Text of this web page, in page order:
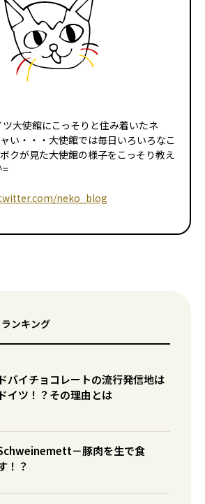
大使館にこっそりと住み着いたネ
い・・・大使館では毎日いろいろなこ
クが見た大使館の様子をこっそり教え
neko_blog
ランキング
ドバイチョコレートの流行発信地は
ドイツ！？その理由とは
－豚肉を生で食
！？